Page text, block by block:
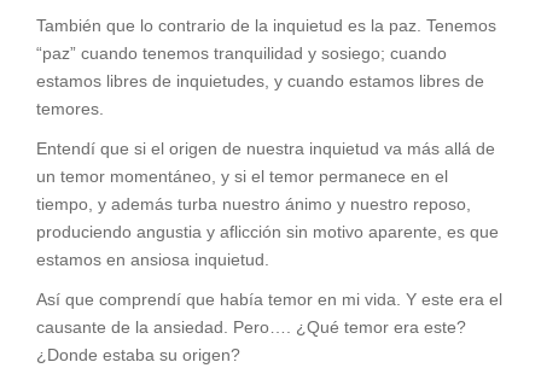
También que lo contrario de la inquietud es la paz. Tenemos
“paz” cuando tenemos tranquilidad y sosiego; cuando
estamos libres de inquietudes, y cuando estamos libres de
temores.
Entendí que si el origen de nuestra inquietud va más allá de
un temor momentáneo, y si el temor permanece en el
tiempo, y además turba nuestro ánimo y nuestro reposo,
produciendo angustia y aflicción sin motivo aparente, es que
estamos en ansiosa inquietud.
Así que comprendí que había temor en mi vida. Y este era el
causante de la ansiedad. Pero…. ¿Qué temor era este?
¿Donde estaba su origen?